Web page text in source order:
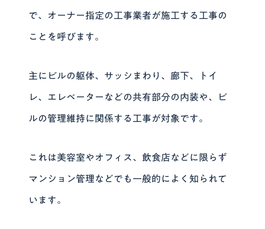
で、オーナー指定の工事業者が施工する工事の
ことを呼びます。
主にビルの躯体、サッシまわり、廊下、トイ
レ、エレベーターなどの共有部分の内装や、ビ
ルの管理維持に関係する工事が対象です。
これは美容室やオフィス、飲食店などに限らず
マンション管理などでも一般的によく知られて
います。